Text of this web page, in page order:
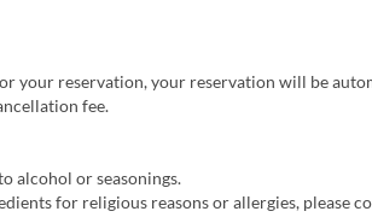
your reservation, your reservation will be
fee.
alcohol or seasonings.
for religious reasons or allergies, please